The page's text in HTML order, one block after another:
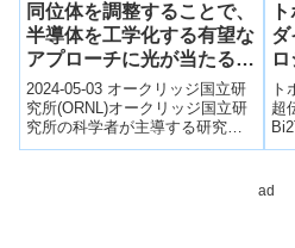
同位体を調整することで、
半導体を工学化する有望な
アプローチに光が当たる
(Tweaking isotopes
sheds light on promising
approach to engineer
semiconductors)
2024-05-03 オークリッジ国立研
究所(ORNL)オークリッジ国立研
究所の科学者が主導する研究に
より、半導体材料の同位体含有
ダ
ト
超
導
現
ad